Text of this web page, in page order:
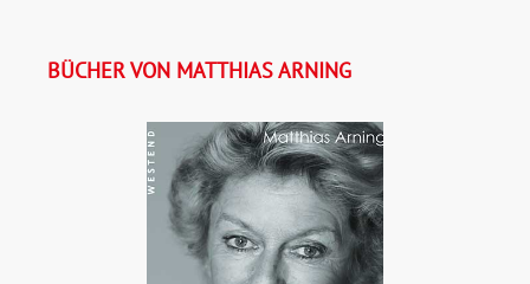
BÜCHER VON MATTHIAS ARNING